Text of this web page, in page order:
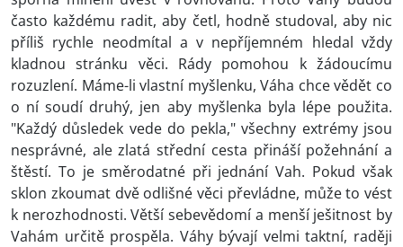
často každému radit, aby četl, hodně studoval, aby nic
příliš rychle neodmítal a v nepříjemném hledal vždy
kladnou stránku věci. Rády pomohou k žádoucímu
rozuzlení. Máme-li vlastní myšlenku, Váha chce vědět co
o ní soudí druhý, jen aby myšlenka byla lépe použita.
"Každý důsledek vede do pekla," všechny extrémy jsou
nesprávné, ale zlatá střední cesta přináší požehnání a
štěstí. To je směrodatné při jednání Vah. Pokud však
sklon zkoumat dvě odlišné věci převládne, může to vést
k nerozhodnosti. Větší sebevědomí a menší ješitnost by
Vahám určitě prospěla. Váhy bývají velmi taktní, raději